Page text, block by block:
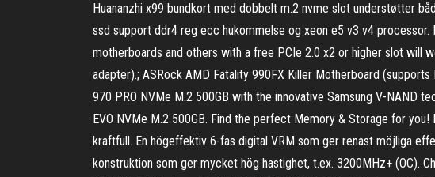
Huananzhi x99 bundkort med dobbelt m.2 nvme slot understøtter
ssd support ddr4 reg ecc hukommelse og xeon e5 v3 v4
motherboards and others with a free PCIe 2.0 x2 or higher slot will
adapter).; ASRock AMD Fatality 990FX Killer Motherboard
970 PRO NVMe M.2 500GB with the innovative Samsung V-NAND
EVO NVMe M.2 500GB. Find the perfect Memory & Storage for
kraftfull. En högeffektiv 6-fas digital VRM som ger renast möjliga
konstruktion som ger mycket hög hastighet, t.ex. 3200MHz+ (OC).